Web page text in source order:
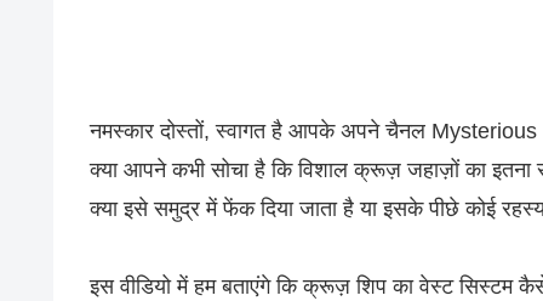
नमस्कार दोस्तों, स्वागत है आपके अपने चैनल
क्या आपने कभी सोचा है कि विशाल क्रूज़ जहाज़ों का इतना
क्या इसे समुद्र में फेंक दिया जाता है या इसके पीछे कोई
इस वीडियो में हम बताएंगे कि क्रूज़ शिप का वेस्ट सिस्टम